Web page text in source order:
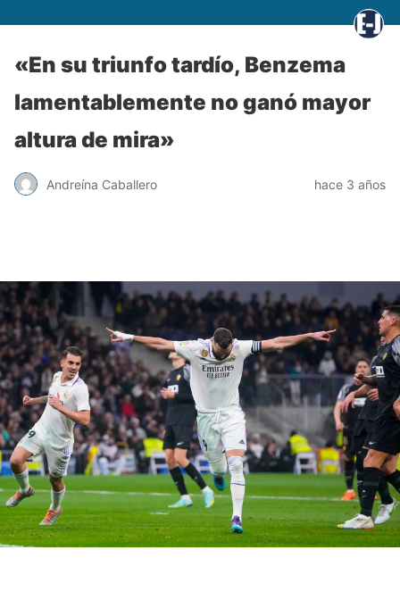
«En su triunfo tardío, Benzema
lamentablemente no ganó mayor
altura de mira»
Andreína Caballero hace 3 años